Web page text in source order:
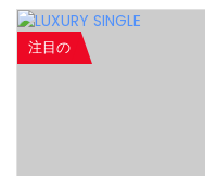
注目の